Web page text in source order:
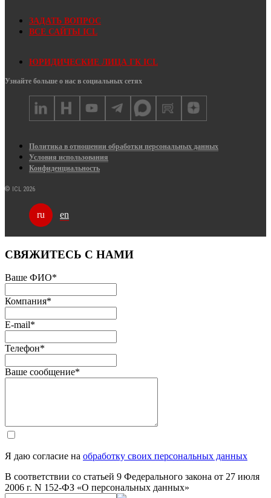
ЗАДАТЬ ВОПРОС
ВСЕ САЙТЫ ICL
ЮРИДИЧЕСКИЕ ЛИЦА ГК ICL
Узнайте больше о нас в социальных сетях
Политика в отношении обработки персональных данных
Условия использования
Конфиденциальность
© ICL 2026
ru en
СВЯЖИТЕСЬ С НАМИ
Ваше ФИО*
Компания*
E-mail*
Телефон*
Ваше сообщение*
Я даю согласие на обработку своих персональных данных
В соответствии со статьей 9 Федерального закона от 27 июля
2006 г. N 152-ФЗ «О персональных данных»